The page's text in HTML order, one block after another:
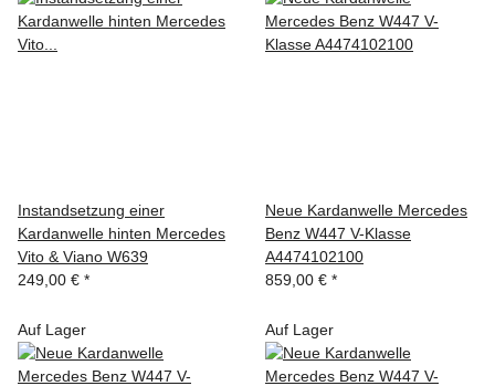
Instandsetzung einer
Kardanwelle hinten Mercedes
Vito & Viano W639
249,00 € *
Neue Kardanwelle Mercedes
Benz W447 V-Klasse
A4474102100
859,00 € *
Auf Lager Auf Lager